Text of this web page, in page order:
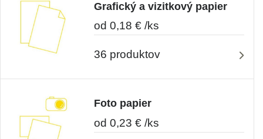
Grafický a vizitkový papier
od 0,18 € /ks
36 produktov
Foto papier
od 0,23 € /ks